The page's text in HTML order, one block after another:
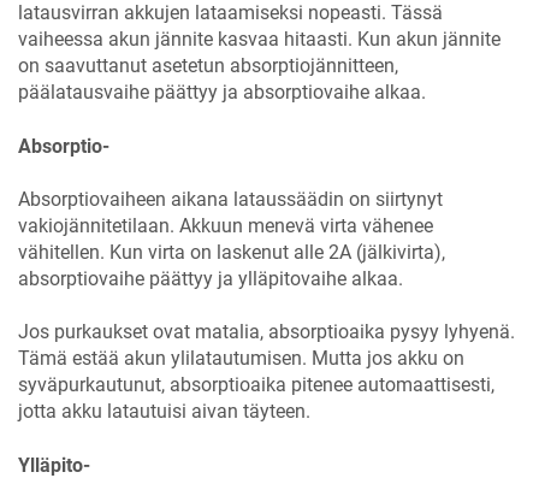
latausvirran akkujen lataamiseksi nopeasti. Tässä
vaiheessa akun jännite kasvaa hitaasti. Kun akun jännite
on saavuttanut asetetun absorptiojännitteen,
päälatausvaihe päättyy ja absorptiovaihe alkaa.
Absorptio-
Absorptiovaiheen aikana lataussäädin on siirtynyt
vakiojännitetilaan. Akkuun menevä virta vähenee
vähitellen. Kun virta on laskenut alle 2A (jälkivirta),
absorptiovaihe päättyy ja ylläpitovaihe alkaa.
Jos purkaukset ovat matalia, absorptioaika pysyy lyhyenä.
Tämä estää akun ylilatautumisen. Mutta jos akku on
syväpurkautunut, absorptioaika pitenee automaattisesti,
jotta akku latautuisi aivan täyteen.
Ylläpito-